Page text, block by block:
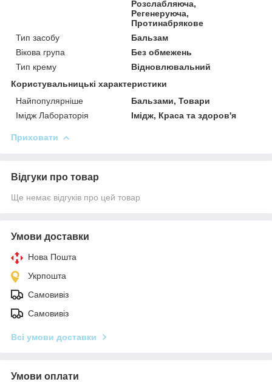
Розслабляюча,
Регенеруюча,
Протинабрякове
Тип засобу
Бальзам
Вікова група
Без обмежень
Тип крему
Відновлювальний
Користувальницькі характеристики
Найпопулярніше
Бальзами, Товари
Імідж Лабораторія
Імідж, Краса та здоров'я
Приховати
Відгуки про товар
Ще немає відгуків про цей товар
Умови доставки
Нова Пошта
Укрпошта
Самовивіз
Самовивіз
Всі умови доставки
Умови оплати